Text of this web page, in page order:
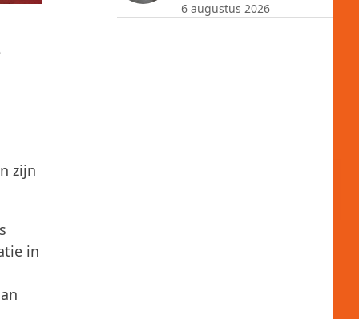
zijn
in
6 augustus 2026